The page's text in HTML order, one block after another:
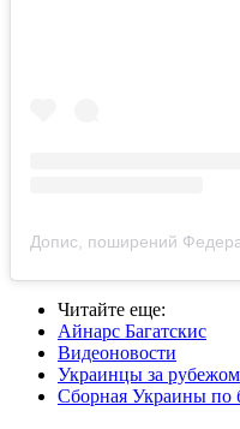
Читайте еще:
Айнарс Багатскис
Видеоновости
Украинцы за рубежом
Сборная Украины по